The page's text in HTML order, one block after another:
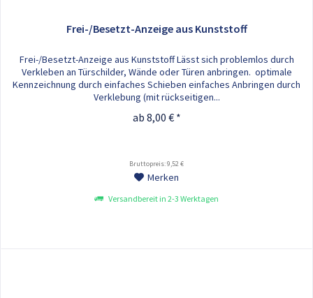
Frei-/Besetzt-Anzeige aus Kunststoff
Frei-/Besetzt-Anzeige aus Kunststoff Lässt sich problemlos durch
Verkleben an Türschilder, Wände oder Türen anbringen. optimale
Kennzeichnung durch einfaches Schieben einfaches Anbringen durch
Verklebung (mit rückseitigen...
ab 8,00 € *
Bruttopreis: 9,52 €
Merken
Versandbereit in 2-3 Werktagen